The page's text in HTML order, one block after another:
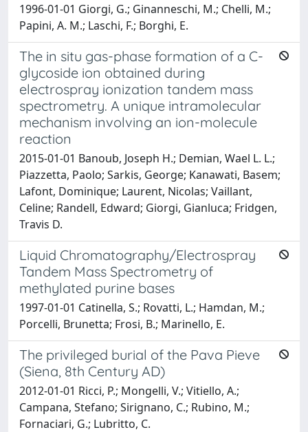
1996-01-01 Giorgi, G.; Ginanneschi, M.; Chelli, M.;
Papini, A. M.; Laschi, F.; Borghi, E.
The in situ gas-phase formation of a C-
glycoside ion obtained during
electrospray ionization tandem mass
spectrometry. A unique intramolecular
mechanism involving an ion-molecule
reaction
2015-01-01 Banoub, Joseph H.; Demian, Wael L. L.;
Piazzetta, Paolo; Sarkis, George; Kanawati, Basem;
Lafont, Dominique; Laurent, Nicolas; Vaillant,
Celine; Randell, Edward; Giorgi, Gianluca; Fridgen,
Travis D.
Liquid Chromatography/Electrospray
Tandem Mass Spectrometry of
methylated purine bases
1997-01-01 Catinella, S.; Rovatti, L.; Hamdan, M.;
Porcelli, Brunetta; Frosi, B.; Marinello, E.
The privileged burial of the Pava Pieve
(Siena, 8th Century AD)
2012-01-01 Ricci, P.; Mongelli, V.; Vitiello, A.;
Campana, Stefano; Sirignano, C.; Rubino, M.;
Fornaciari, G.; Lubritto, C.